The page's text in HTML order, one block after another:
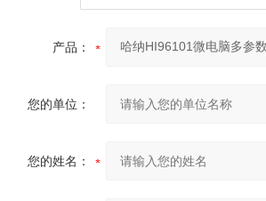
产品：
您的单位：
您的姓名：